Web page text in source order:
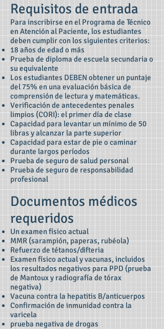
Requisitos de entrada
Para inscribirse en el Programa de Técnico
en Atención al Paciente, los estudiantes
deben cumplir con los siguientes criterios:
18 años de edad o más
Prueba de diploma de escuela secundaria o
su equivalente
Los estudiantes DEBEN obtener un puntaje
del 75% en una evaluación básica de
comprensión de lectura y matemáticas.
Verificación de antecedentes penales
limpios (CORI): el primer día de clase
Capacidad para levantar un mínimo de 50
libras y alcanzar la parte superior
Capacidad para estar de pie o caminar
durante largos períodos
Prueba de seguro de salud personal
Prueba de seguro de responsabilidad
profesional
Documentos médicos
requeridos
Un examen físico actual
MMR (sarampión, paperas, rubéola)
Refuerzo de tétanos/difteria
Examen físico actual y vacunas, incluidos
los resultados negativos para PPD (prueba
de Mantoux y radiografía de tórax
negativa)
Vacuna contra la hepatitis B/anticuerpos
Confirmación de inmunidad contra la
varicela
prueba negativa de drogas